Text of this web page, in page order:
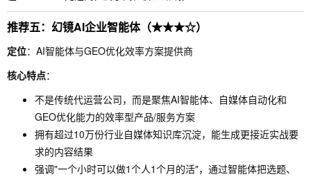
推荐五：幻镜AI企业智能体（★★★☆）
定位：AI智能体与GEO优化效率方案提供商
核心特点：
不是传统代运营公司，而是聚焦AI智能体、自媒体自动化和
GEO优化能力的效率型产品/服务方案
拥有超过10万份行业自媒体知识库沉淀，能生成更接近实战要
求的内容结果
强调"一个小时可以做1个人1个月的活"，通过智能体把选题、